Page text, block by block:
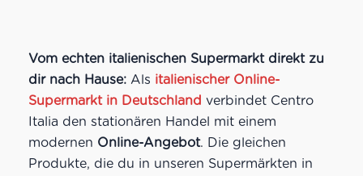
Vom echten italienischen Supermarkt direkt zu
dir nach Hause:Als italienischer Online-
Supermarkt in Deutschland verbindet Centro
Italia den stationären Handel mit einem
modernen Online-Angebot. Die gleichen
Produkte, die du in unseren Supermärkten in